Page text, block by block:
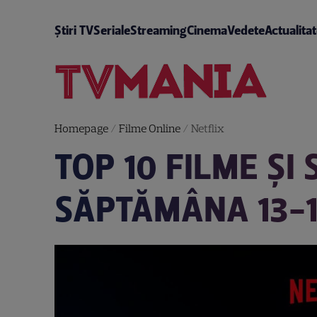
Știri TVSerialeStreamingCinemaVedete
Homepage/ Filme Online/ Netflix
TOP 10 FILME ȘI
SĂPTĂMÂNA